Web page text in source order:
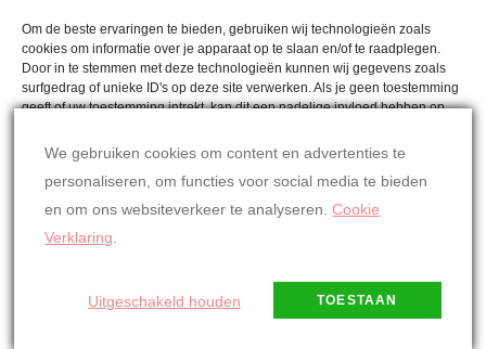
Om de beste ervaringen te bieden, gebruiken wij technologieën zoals
cookies om informatie over je apparaat op te slaan en/of te raadplegen.
Door in te stemmen met deze technologieën kunnen wij gegevens zoals
surfgedrag of unieke ID's op deze site verwerken. Als je geen toestemming
geeft of uw toestemming intrekt, kan dit een nadelige invloed hebben op
ACCEPTEREN
BEKIJK VOORKEUREN
Lactosevrije Recepten
Mina´s Weetjes
Oostenrijkse Recepten
Overig
We gebruiken cookies om content en advertenties te
personaliseren, om functies voor social media te bieden
en om ons websiteverkeer te analyseren.Cookie
Verklaring
TOESTAAN
Uitgeschakeld houden